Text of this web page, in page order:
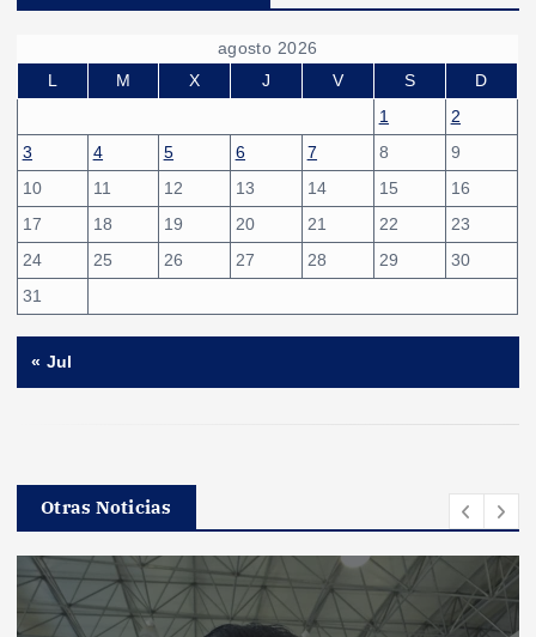
agosto 2026
L
M X J V S
D
1
2
3
4 5 6 7 8
9
10
11 12 13 14 15
16
17
18 19 20 21 22
23
24
25 26 27 28 29
30
31
« Jul
Otras Noticias